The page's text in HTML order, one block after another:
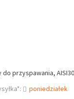
przyspawania,
poniedziałek